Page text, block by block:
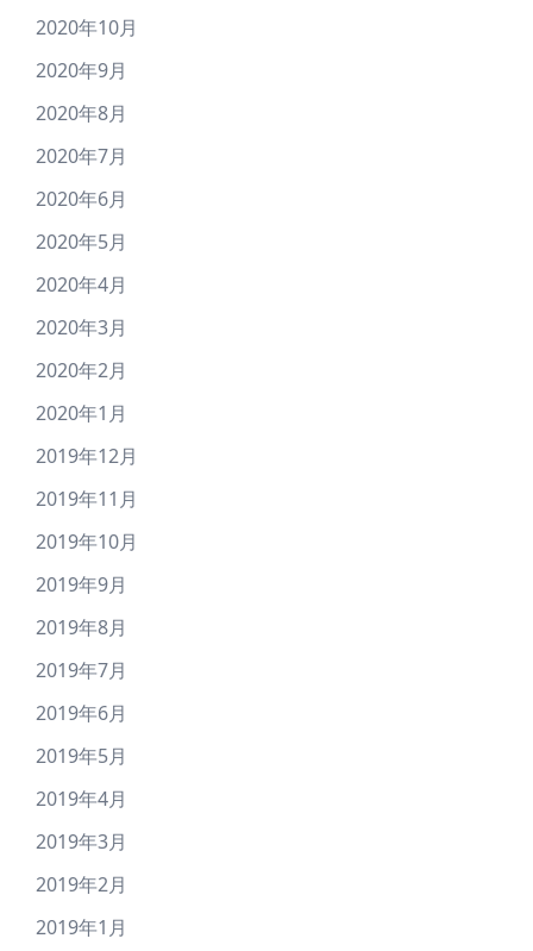
2020年10月
2020年9月
2020年8月
2020年7月
2020年6月
2020年5月
2020年4月
2020年3月
2020年2月
2020年1月
2019年12月
2019年11月
2019年10月
2019年9月
2019年8月
2019年7月
2019年6月
2019年5月
2019年4月
2019年3月
2019年2月
2019年1月